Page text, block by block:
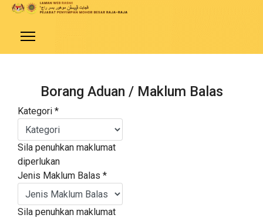
Borang Aduan / Maklum Balas
Kategori *
Sila penuhkan maklumat
diperlukan
Jenis Maklum Balas *
Sila penuhkan maklumat